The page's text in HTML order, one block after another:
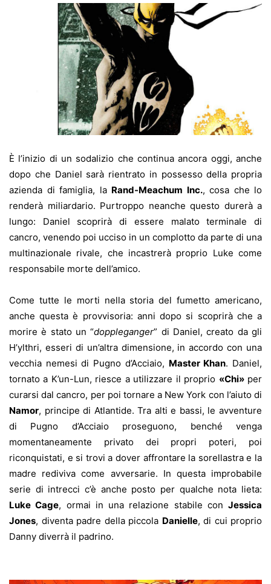
È l’inizio di un sodalizio che continua ancora oggi, anche
dopo che Daniel sarà rientrato in possesso della propria
azienda di famiglia, la Rand-Meachum Inc., cosa che lo
renderà miliardario. Purtroppo neanche questo durerà a
lungo: Daniel scoprirà di essere malato terminale di
cancro, venendo poi ucciso in un complotto da parte di una
multinazionale rivale, che incastrerà proprio Luke come
responsabile morte dell’amico.
Come tutte le morti nella storia del fumetto americano,
anche questa è provvisoria: anni dopo si scoprirà che a
morire è stato un “doppleganger” di Daniel, creato da gli
H’ylthri, esseri di un’altra dimensione, in accordo con una
vecchia nemesi di Pugno d’Acciaio, Master Khan. Daniel,
tornato a K’un-Lun, riesce a utilizzare il proprio «Chi»per
curarsi dal cancro, per poi tornare a New York con l’aiuto di
Namor, principe di Atlantide. Tra alti e bassi, le avventure
di Pugno d’Acciaio proseguono, benché venga
momentaneamente privato dei propri poteri, poi
riconquistati, e si trovi a dover affrontare la sorellastra e la
madre rediviva come avversarie. In questa improbabile
serie di intrecci c’è anche posto per qualche nota lieta:
Luke Cage, ormai in una relazione stabile con Jessica
Jones, diventa padre della piccola Danielle, di cui proprio
Danny diverrà il padrino.